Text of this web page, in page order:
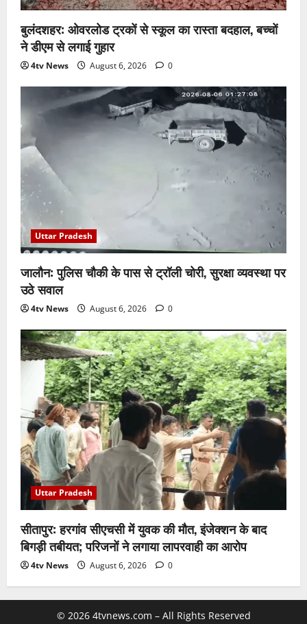
बुलंदशहर: ओवरलोड ट्रकों से स्कूल का रास्ता बदहाल, बच्चों
ने डीएम से लगाई गुहार
4tv News August 6, 2026 0
Uttar Pradesh
जालौन: पुलिस चौकी के पास से ट्रॉली चोरी, सुरक्षा व्यवस्था पर
उठे सवाल
4tv News August 6, 2026 0
Uttar Pradesh
सीतापुर: हरगांव सीएचसी में युवक की मौत, इंजेक्शन के बाद
बिगड़ी तबीयत; परिजनों ने लगाया लापरवाही का आरोप
4tv News August 6, 2026 0